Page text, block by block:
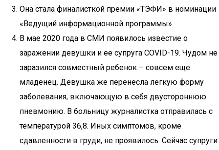
Она стала финалисткой премии «ТЭФИ» в номинации
«Ведущий информационной программы».
В мае 2020 года в СМИ появилось известие о
заражении девушки и ее супруга COVID-19. Чудом не
заразился совместный ребенок – совсем еще
младенец. Девушка же перенесла легкую форму
заболевания, включающую в себя двустороннюю
пневмонию. В больницу журналистка отправилась с
температурой 36,8. Иных симптомов, кроме
сдавленности в груди, не проявилось. Сейчас супруги